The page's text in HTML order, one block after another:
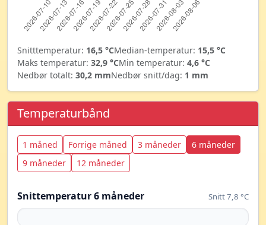
Snitttemperatur: 16,5 °CMedian-temperatur: 15,5 °C
Maks temperatur: 32,9 °CMin temperatur: 4,6 °C
Nedbør totalt: 30,2 mmNedbør snitt/dag: 1 mm
Temperaturbånd
1 måned Forrige måned 3 måneder
6 måneder
9 måneder
12 måneder
Snittemperatur 6 måneder Snitt 7,8 °C